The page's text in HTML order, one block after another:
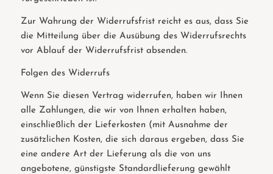
Zur Wahrung der Widerrufsfrist reicht es aus, dass Sie
die Mitteilung über die Ausübung des Widerrufsrechts
vor Ablauf der Widerrufsfrist absenden.
Folgen des Widerrufs
Wenn Sie diesen Vertrag widerrufen, haben wir Ihnen
alle Zahlungen, die wir von Ihnen erhalten haben,
einschließlich der Lieferkosten (mit Ausnahme der
zusätzlichen Kosten, die sich daraus ergeben, dass Sie
eine andere Art der Lieferung als die von uns
angebotene, günstigste Standardlieferung gewählt